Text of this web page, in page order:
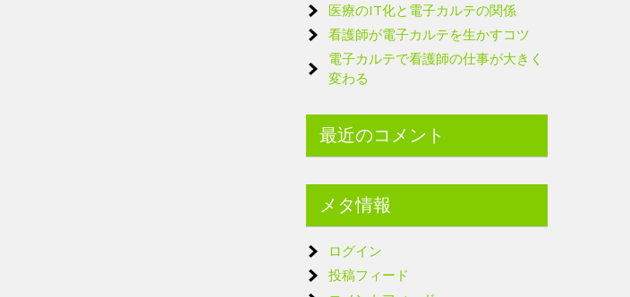
医療のIT化と電子カルテの関係
看護師が電子カルテを生かすコツ
電子カルテで看護師の仕事が大きく
変わる
最近のコメント
メタ情報
ログイン
投稿フィード